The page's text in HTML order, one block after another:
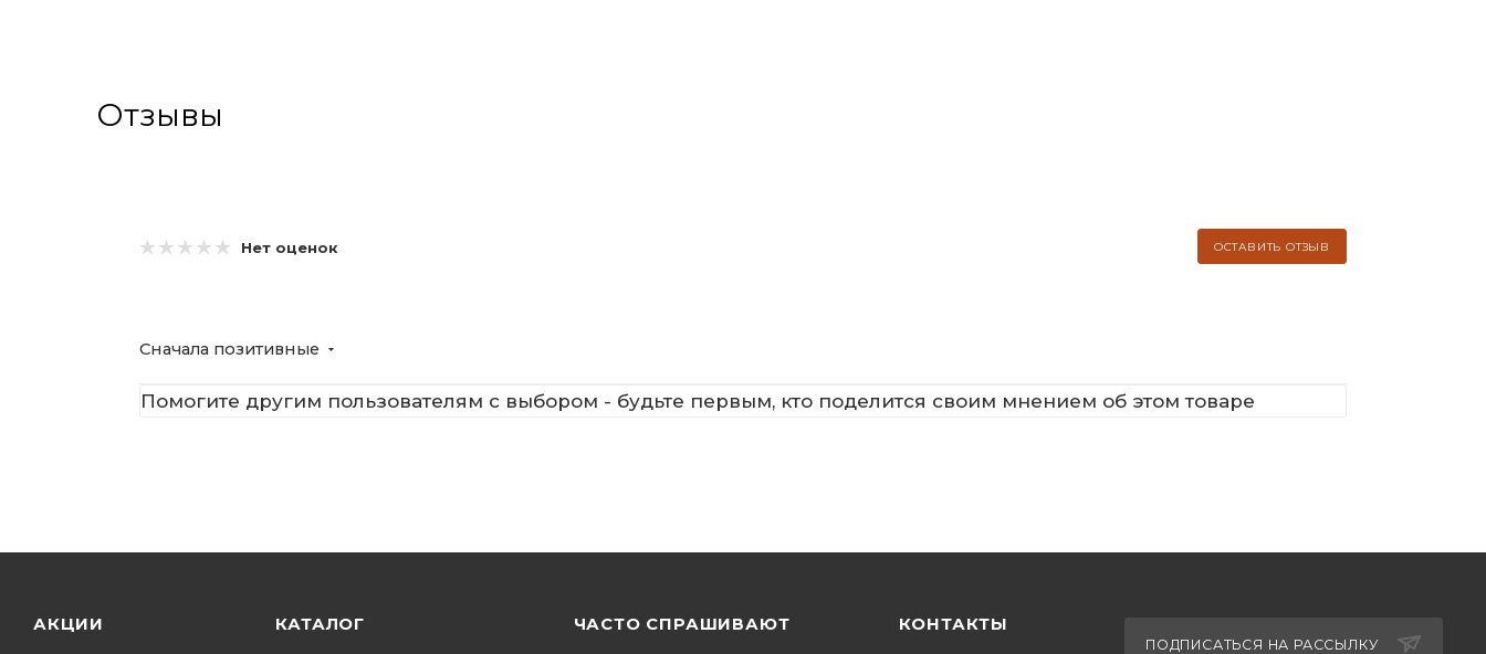
Отзывы
Нет оценок ОСТАВИТЬ ОТЗЫВ
Сначала позитивные
Помогите другим пользователям с выбором - будьте первым, кто поделится своим мнением об этом товаре
АКЦИИ КАТАЛОГ ЧАСТО СПРАШИВАЮТ КОНТАКТЫ
ПОДПИСАТЬСЯ НА РАССЫЛКУ